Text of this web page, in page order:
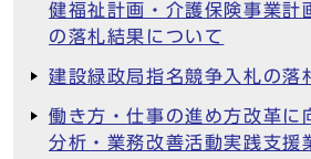
健福祉計画・介護保険事業計
の落札結果について
建設緑政局指名競争入札の落
働き方・仕事の進め方改革に
分析・業務改善活動実践支援